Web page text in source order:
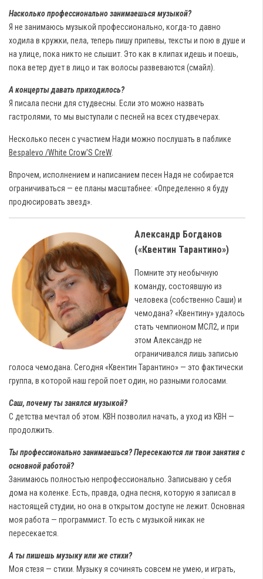
Насколько профессионально занимаешься музыкой?
Я не занимаюсь музыкой профессионально, когда-то давно
ходила в кружки, пела, теперь пишу припевы, тексты и пою в душе и
на улице, пока никто не слышит. Это как в клипах идешь и поешь,
пока ветер дует в лицо и так волосы развеваются (смайл).
А концерты давать приходилось?
Я писала песни для студвесны. Если это можно назвать
гастролями, то мы выступали с песней на всех студвечерах.
Несколько песен с участием Нади можно послушать в паблике
Bespalevo /White Crow'S CreW.
Впрочем, исполнением и написанием песен Надя не собирается
ограничиваться — ее планы масштабнее: «Определенно я буду
продюсировать звезд».
Александр Богданов
(«Квентин Тарантино»)
Помните эту необычную
команду, состоявшую из
человека (собственно Саши) и
чемодана? «Квентину» удалось
стать чемпионом МСЛ2, и при
этом Александр не
ограничивался лишь записью
голоса чемодана. Сегодня «Квентин Тарантино» — это фактически
группа, в которой наш герой поет один, но разными голосами.
Саш, почему ты занялся музыкой?
С детства мечтал об этом. КВН позволил начать, а уход из КВН —
продолжить.
Ты профессионально занимаешься? Пересекаются ли твои занятия с
основной работой?
Занимаюсь полностью непрофессионально. Записываю у себя
дома на коленке. Есть, правда, одна песня, которую я записал в
настоящей студии, но она в открытом доступе не лежит. Основная
моя работа — программист. То есть с музыкой никак не
пересекается.
А ты пишешь музыку или же стихи?
Моя стезя — стихи. Музыку я сочинять совсем не умею, и играть,